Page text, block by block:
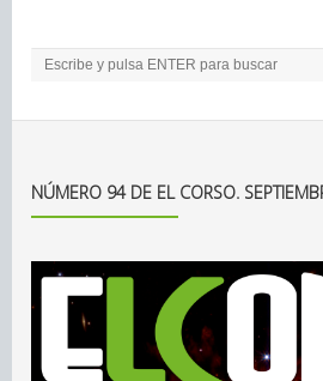
NÚMERO 94 DE EL CORSO.